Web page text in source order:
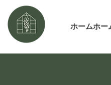
ホームホー